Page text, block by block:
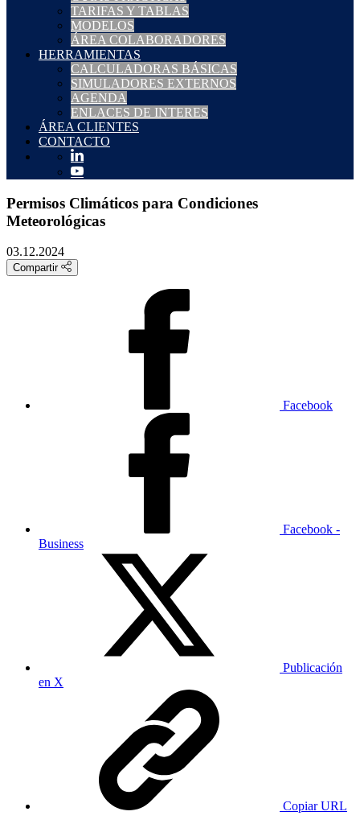
TARIFAS Y TABLAS
MODELOS
ÁREA COLABORADORES
HERRAMIENTAS
CALCULADORAS BÁSICAS
SIMULADORES EXTERNOS
AGENDA
ENLACES DE INTERES
ÁREA CLIENTES
CONTACTO
Permisos Climáticos para Condiciones
Meteorológicas
03.12.2024
Compartir
Facebook
Facebook -
Business
Publicación
en X
Copiar URL